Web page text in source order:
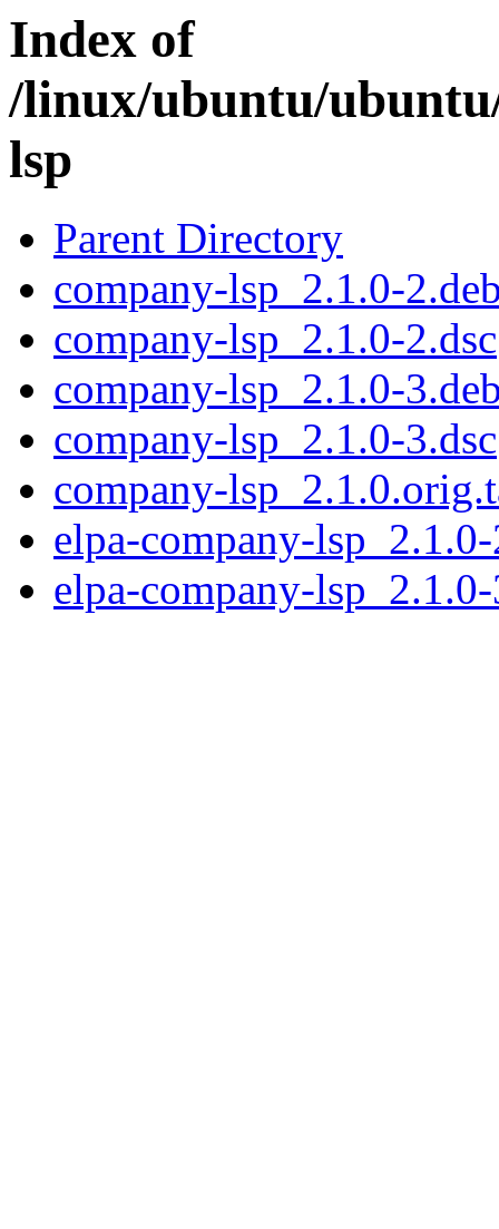
Index of
/linux/ubuntu/
lsp
Parent Directory
company-lsp_2.1.0-
company-lsp_2.1.0-2.dsc
company-lsp_2.1.0-
company-lsp_2.1.0-3.dsc
company-
elpa-company-
elpa-company-